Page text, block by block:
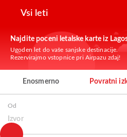
Vsi leti
Najdite poceni letalske karte iz
Ugoden let do vaše sanjske destinacije.
Rezervirajmo vstopnice pri Airpazu zdaj!
Enosmerno Povratni
Od
Izvor